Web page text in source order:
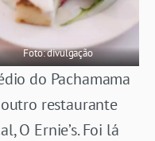
Foto: divulgação
do Pachamama
restaurante
O Ernie’s. Foi lá